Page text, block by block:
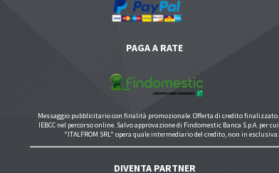
PAGA A RATE
Messaggio pubblicitario con finalità promozionale. Offerta di credito finalizzato.
IEBCC nel percorso online. Salvo approvazione di Findomestic Banca S.p.A. per cui
"ITALFROM SRL" opera quale intermediario del credito, non in esclusiva.
DIVENTA PARTNER